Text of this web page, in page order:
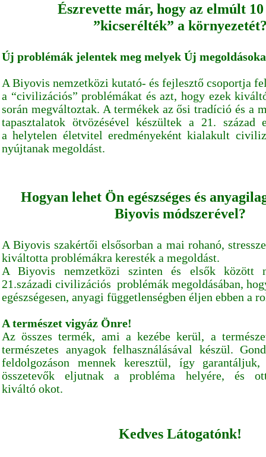
Észrevette már, hogy az elmúlt 10
”kicserélték” a
Új problémák jelentek meg melyek Új
A Biyovis nemzetközi kutató- és fejlesztő csoportja
a “civilizációs” problémákat és azt, hogy ezek
során megváltoztak. A termékek az ősi tradíció és a
tapasztalatok ötvözésével készültek a 21. század
a helytelen életvitel eredményeként kialakult
nyújtanak megoldást.
Hogyan lehet Ön egészséges és
Biyovis módszerével?
A Biyovis szakértői elsősorban a mai rohanó,
kiváltotta problémákra keresték a megoldást.
A Biyovis nemzetközi szinten és elsők között
21.századi civilizációs problémák megoldásában,
egészségesen, anyagi függetlenségben éljen ebben a
A természet vigyáz Önre!
Az összes termék, ami a kezébe kerül, a
természetes anyagok felhasználásával készül.
feldolgozáson mennek keresztül, így
összetevők eljutnak a probléma helyére, és
kiváltó okot.
Kedves Látogatónk!